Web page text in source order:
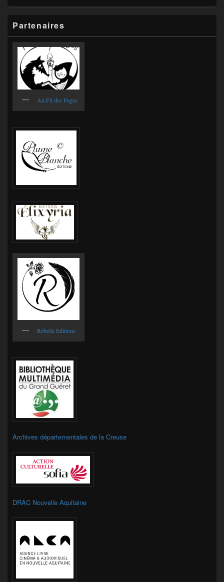
Sidebar
Widget
Area
Partenaires
Au Fil des Pages
Rebelle Editions
Archives départementales de la Creuse
DRAC Nouvelle Aquitaine